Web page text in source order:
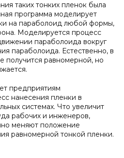
таких тонких пленок была
программа моделирует
на параболоид любой формы,
Моделируется процесс
параболоида вокруг
параболоида. Естественно, в
получится равномерной, но
предприятиям
нанесения пленки в
системах. Что увеличит
рабочих и инженеров,
меняют положение
равномерной тонкой пленки.